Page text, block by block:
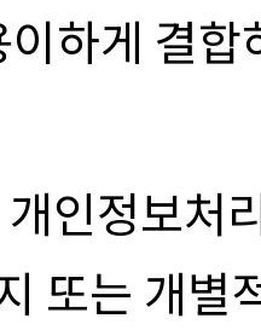
하게 결
인정보처
또는 개별